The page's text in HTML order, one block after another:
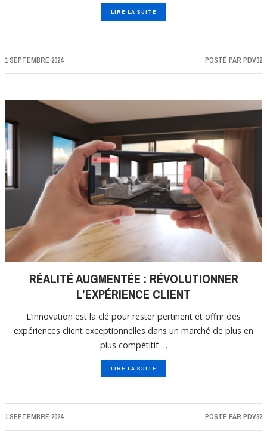
LIRE LA SUITE
1 SEPTEMBRE 2024 POSTÉ PAR PDV32
RÉALITÉ AUGMENTÉE : RÉVOLUTIONNER
L’EXPÉRIENCE CLIENT
L’innovation est la clé pour rester pertinent et offrir des
expériences client exceptionnelles dans un marché de plus en
plus compétitif …
LIRE LA SUITE
1 SEPTEMBRE 2024 POSTÉ PAR PDV32